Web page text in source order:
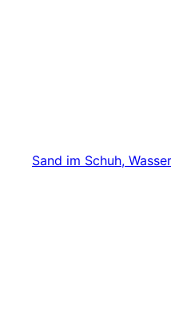
Sand im Schuh,